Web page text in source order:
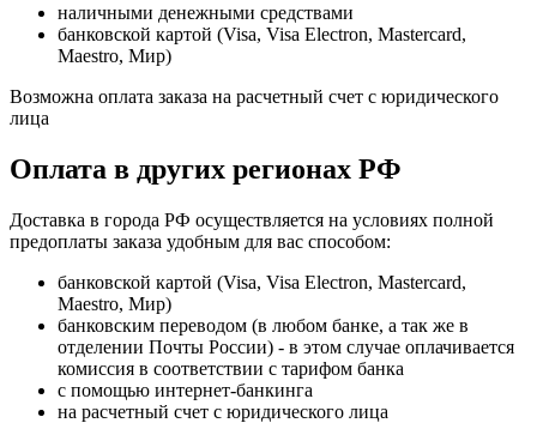
наличными денежными средствами
банковской картой (Visa, Visa Electron, Mastercard,
Maestro, Мир)
Возможна оплата заказа на расчетный счет с юридического
лица
Оплата в других регионах РФ
Доставка в города РФ осуществляется на условиях полной
предоплаты заказа удобным для вас способом:
банковской картой (Visa, Visa Electron, Mastercard,
Maestro, Мир)
банковским переводом (в любом банке, а так же в
отделении Почты России) - в этом случае оплачивается
комиссия в соответствии с тарифом банка
с помощью интернет-банкинга
на расчетный счет с юридического лица